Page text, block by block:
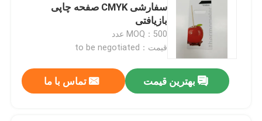
سفارشی CMYK صفحه چاپی
بازیافتی
MOQ：500 عدد
قیمت：to be negotiated
بهترین قیمت تماس با ما